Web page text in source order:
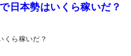
日本勢はいくら稼いだ？
くら稼いだ？